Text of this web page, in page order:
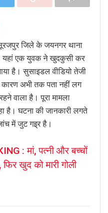
जिले के जयनगर थाना
यहां एक युवक ने खुदकुसी कर
है। सुसाइडल वीडियो तेजी
अभी तक पता नहीं लग
वाला है। पूरा मामला
है। घटना की जानकारी लगते
में जुट गइ्र है।
: मां, पत्नी और बच्चों
खुद को मारी गोली